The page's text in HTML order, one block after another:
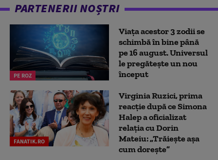
PARTENERII NOȘTRI
PE ROZ
Viața acestor 3 zodii se
schimbă în bine până
pe 16 august. Universul
le pregătește un nou
început
FANATIK.RO
Virginia Ruzici, prima
reacție după ce Simona
Halep a oficializat
relația cu Dorin
Mateiu: „Trăiește așa
cum dorește”